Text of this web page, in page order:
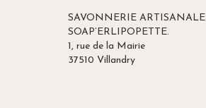
produit
SAVONNERIE ARTISANALE
SOAP’ERLIPOPETTE.
1, rue de la Mairie
37510 Villandry